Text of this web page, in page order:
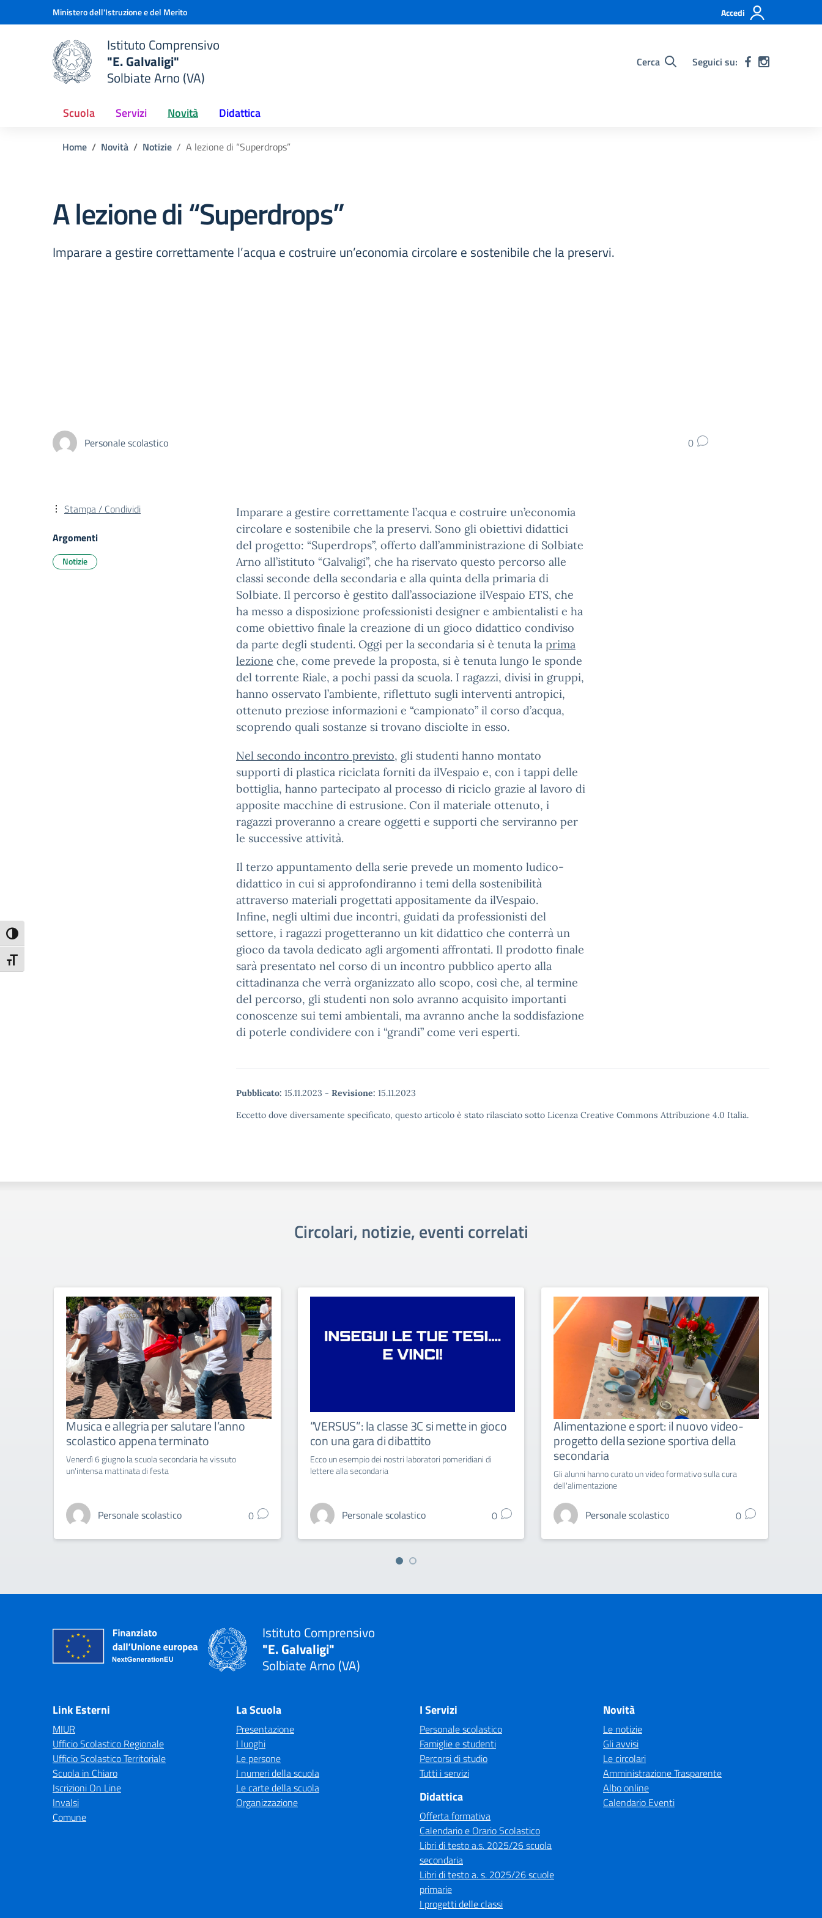
Attiva/disattiva alto contrasto
Attiva/disattiva dimensione testo
Vai ai contenuti
Vai al menu di navigazioneMinistero dell'Istruzione e del Merito Accedi
scuola
Istituto Comprensivo
"E. Galvaligi"
Solbiate Arno (VA)
Cerca Seguici su:
Scuola Servizi Novità Didattica
Home Novità Notizie A lezione di “Superdrops”
A lezione di “Superdrops”
Imparare a gestire correttamente l’acqua e costruire un’economia circolare e sostenibile che la preservi.
Personale scolastico 0
Imparare a gestire correttamente l’acqua e costruire un’economia
circolare e sostenibile che la preservi. Sono gli obiettivi didattici
del progetto: “Superdrops”, offerto dall’amministrazione di Solbiate
Arno all’istituto “Galvaligi”, che ha riservato questo percorso alle
classi seconde della secondaria e alla quinta della primaria di
Solbiate. Il percorso è gestito dall’associazione ilVespaio ETS, che
ha messo a disposizione professionisti designer e ambientalisti e ha
come obiettivo finale la creazione di un gioco didattico condiviso
da parte degli studenti. Oggi per la secondaria si è tenuta la prima
lezione che, come prevede la proposta, si è tenuta lungo le sponde
del torrente Riale, a pochi passi da scuola. I ragazzi, divisi in gruppi,
hanno osservato l’ambiente, riflettuto sugli interventi antropici,
ottenuto preziose informazioni e “campionato” il corso d’acqua,
scoprendo quali sostanze si trovano disciolte in esso.
Nel secondo incontro previsto, gli studenti hanno montato
supporti di plastica riciclata forniti da ilVespaio e, con i tappi delle
bottiglia, hanno partecipato al processo di riciclo grazie al lavoro di
apposite macchine di estrusione. Con il materiale ottenuto, i
ragazzi proveranno a creare oggetti e supporti che serviranno per
le successive attività.
Il terzo appuntamento della serie prevede un momento ludico-
didattico in cui si approfondiranno i temi della sostenibilità
attraverso materiali progettati appositamente da ilVespaio.
Infine, negli ultimi due incontri, guidati da professionisti del
settore, i ragazzi progetteranno un kit didattico che conterrà un
gioco da tavola dedicato agli argomenti affrontati. Il prodotto finale
sarà presentato nel corso di un incontro pubblico aperto alla
cittadinanza che verrà organizzato allo scopo, così che, al termine
del percorso, gli studenti non solo avranno acquisito importanti
conoscenze sui temi ambientali, ma avranno anche la soddisfazione
di poterle condividere con i “grandi” come veri esperti.
Pubblicato: 15.11.2023 - Revisione: 15.11.2023
Eccetto dove diversamente specificato, questo articolo è stato rilasciato sotto Licenza Creative Commons Attribuzione 4.0 Italia.
Stampa / Condividi
Argomenti
Notizie
Circolari, notizie, eventi correlati
Musica e allegria per salutare l’anno
scolastico appena terminato
Venerdì 6 giugno la scuola secondaria ha vissuto
un'intensa mattinata di festa
Personale scolastico 0
“VERSUS”: la classe 3C si mette in gioco
con una gara di dibattito
Ecco un esempio dei nostri laboratori pomeridiani di
lettere alla secondaria
Personale scolastico 0
Alimentazione e sport: il nuovo video-
progetto della sezione sportiva della
secondaria
Gli alunni hanno curato un video formativo sulla cura
dell'alimentazione
Personale scolastico 0
Istituto Comprensivo
"E. Galvaligi"
Solbiate Arno (VA)
Link Esterni
MIUR
Ufficio Scolastico Regionale
Ufficio Scolastico Territoriale
Scuola in Chiaro
Iscrizioni On Line
Invalsi
Comune
La Scuola
Presentazione
I luoghi
Le persone
I numeri della scuola
Le carte della scuola
Organizzazione
I Servizi
Personale scolastico
Famiglie e studenti
Percorsi di studio
Tutti i servizi
Didattica
Offerta formativa
Calendario e Orario Scolastico
Libri di testo a.s. 2025/26 scuola
secondaria
Libri di testo a. s. 2025/26 scuole
primarie
I progetti delle classi
Novità
Le notizie
Gli avvisi
Le circolari
Amministrazione Trasparente
Albo online
Calendario Eventi